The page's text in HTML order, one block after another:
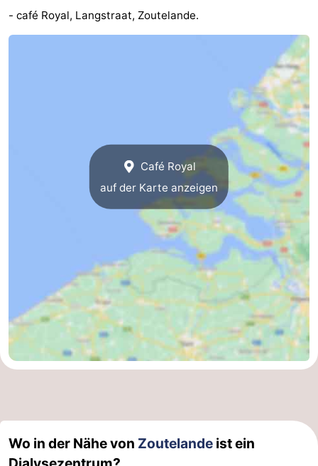
Renesse
-
Schouwen
Natur
Oranjezon
Oostkapelle
-
Natur
-
Natur
-
- café Royal, Langstraat, Zoutelande.
Café Royal
auf der Karte anzeigen
Wo in der Nähe von Zoutelande ist ein